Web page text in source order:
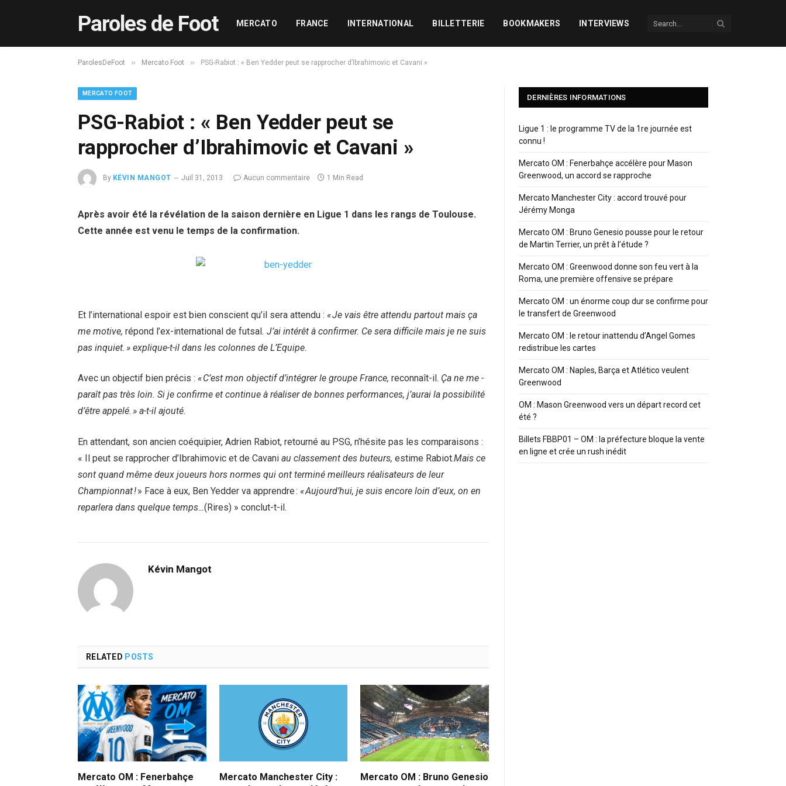
Paroles de Foot MERCATO FRANCE INTERNATIONAL BILLETTERIE BOOKMAKERS INTERVIEWS
ParolesDeFoot » Mercato Foot » PSG-Rabiot : « Ben Yedder peut se rapprocher d’Ibrahimovic et Cavani »
MERCATO FOOT
PSG-Rabiot : « Ben Yedder peut se
rapprocher d’Ibrahimovic et Cavani »
By KÉVIN MANGOT Juil 31, 2013 Aucun commentaire 1 Min Read
Après avoir été la révélation de la saison dernière en Ligue 1 dans les rangs de Toulouse.
Cette année est venu le temps de la confirmation.
Et l’international espoir est bien conscient qu’il sera attendu : « Je vais être attendu partout mais ça
me motive, répond l’ex-international de futsal. J’ai intérêt à confirmer. Ce sera difficile mais je ne suis
pas inquiet. » explique-t-il dans les colonnes de L’Equipe.
Avec un objectif bien précis : « C’est mon objectif d’intégrer le groupe France, reconnaît-il. Ça ne me ­
paraît pas très loin. Si je confirme et continue à réaliser de bonnes performances, j’aurai la possibilité
d’être appelé. » a-t-il ajouté.
En attendant, son ancien coéquipier, Adrien Rabiot, retourné au PSG, n’hésite pas les comparaisons :
« Il peut se rapprocher d’Ibrahimovic et de Cavani au classement des buteurs, estime ­Rabiot.Mais ce
sont quand même deux joueurs hors normes qui ont terminé meilleurs réalisateurs de leur
Championnat !» Face à eux, Ben Yedder va apprendre : « Aujourd’hui, je suis encore loin d’eux, on en
reparlera dans quelque temps…(Rires) » conclut-t-il.
Kévin Mangot
RELATED POSTS
Mercato OM : Fenerbahçe
Mercato Manchester City :
Mercato OM : Bruno Genesio
DERNIÈRES INFORMATIONS
Ligue 1 : le programme TV de la 1re journée est
connu !
Mercato OM : Fenerbahçe accélère pour Mason
Greenwood, un accord se rapproche
Mercato Manchester City : accord trouvé pour
Jérémy Monga
Mercato OM : Bruno Genesio pousse pour le retour
de Martin Terrier, un prêt à l’étude ?
Mercato OM : Greenwood donne son feu vert à la
Roma, une première offensive se prépare
Mercato OM : un énorme coup dur se confirme pour
le transfert de Greenwood
Mercato OM : le retour inattendu d’Angel Gomes
redistribue les cartes
Mercato OM : Naples, Barça et Atlético veulent
Greenwood
OM : Mason Greenwood vers un départ record cet
été ?
Billets FBBP01 – OM : la préfecture bloque la vente
en ligne et crée un rush inédit